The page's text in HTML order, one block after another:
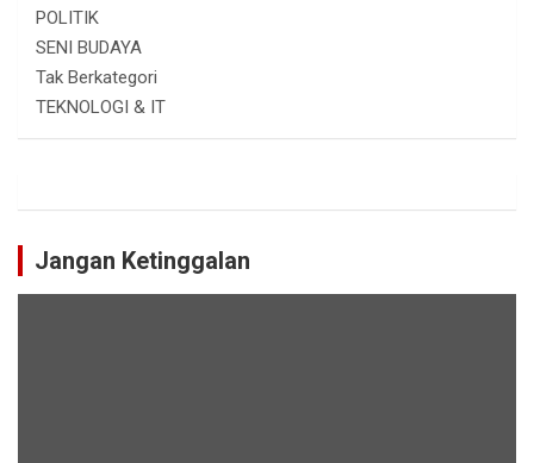
POLITIK
SENI BUDAYA
Tak Berkategori
TEKNOLOGI & IT
Jangan Ketinggalan